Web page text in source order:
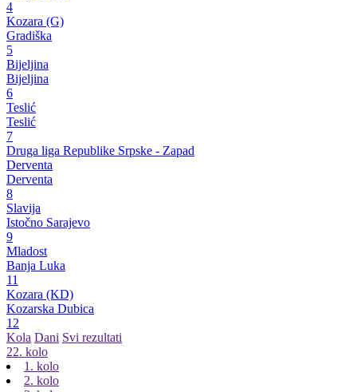
4
Kozara (G)
Gradiška
5
Bijeljina
Bijeljina
6
Teslić
Teslić
7
Druga liga Republike Srpske - Zapad
Derventa
Derventa
8
Slavija
Istočno Sarajevo
9
Mladost
Banja Luka
11
Kozara (KD)
Kozarska Dubica
12
Kola Dani Svi rezultati
22. kolo
1. kolo
2. kolo